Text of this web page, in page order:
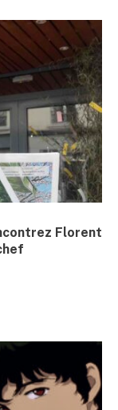
Florent